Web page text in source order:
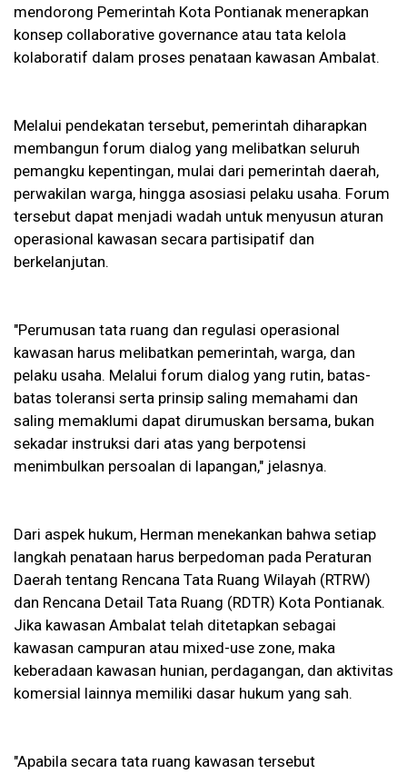
mendorong Pemerintah Kota Pontianak menerapkan
konsep collaborative governance atau tata kelola
kolaboratif dalam proses penataan kawasan Ambalat.
Melalui pendekatan tersebut, pemerintah diharapkan
membangun forum dialog yang melibatkan seluruh
pemangku kepentingan, mulai dari pemerintah daerah,
perwakilan warga, hingga asosiasi pelaku usaha. Forum
tersebut dapat menjadi wadah untuk menyusun aturan
operasional kawasan secara partisipatif dan
berkelanjutan.
"Perumusan tata ruang dan regulasi operasional
kawasan harus melibatkan pemerintah, warga, dan
pelaku usaha. Melalui forum dialog yang rutin, batas-
batas toleransi serta prinsip saling memahami dan
saling memaklumi dapat dirumuskan bersama, bukan
sekadar instruksi dari atas yang berpotensi
menimbulkan persoalan di lapangan," jelasnya.
Dari aspek hukum, Herman menekankan bahwa setiap
langkah penataan harus berpedoman pada Peraturan
Daerah tentang Rencana Tata Ruang Wilayah (RTRW)
dan Rencana Detail Tata Ruang (RDTR) Kota Pontianak.
Jika kawasan Ambalat telah ditetapkan sebagai
kawasan campuran atau mixed-use zone, maka
keberadaan kawasan hunian, perdagangan, dan aktivitas
komersial lainnya memiliki dasar hukum yang sah.
"Apabila secara tata ruang kawasan tersebut